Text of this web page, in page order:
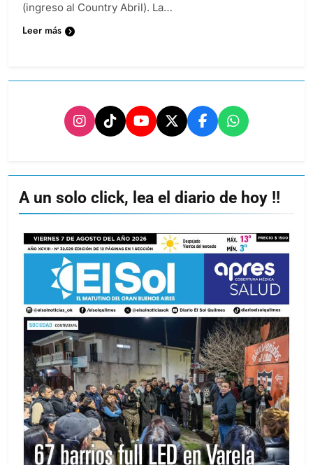
(ingreso al Country Abril). La…
Leer más
A un solo click, lea el diario de hoy !!